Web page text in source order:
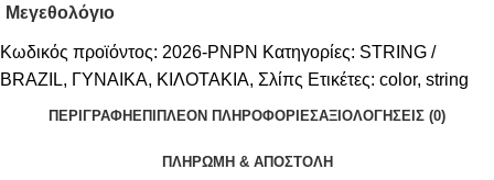
Μεγεθολόγιο
Κωδικός προϊόντος: 2026-PNPN Κατηγορίες: STRING /
BRAZIL, ΓΥΝΑΙΚΑ, ΚΙΛΟΤΑΚΙΑ, Σλίπς Ετικέτες: color, string
ΠΕΡΙΓΡΑΦΉ ΕΠΙΠΛΈΟΝ ΠΛΗΡΟΦΟΡΊΕΣΑΞΙΟΛΟΓΉΣΕΙΣ (0)
ΠΛΗΡΩΜΗ & ΑΠΟΣΤΟΛΗ